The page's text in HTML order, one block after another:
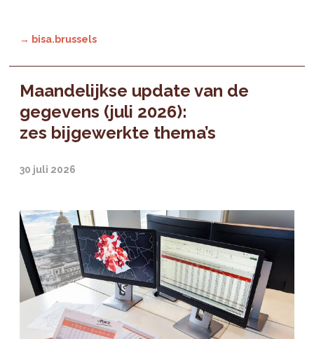
→ bisa.brussels
Maandelijkse update van de
gegevens (juli 2026):
zes bijgewerkte thema’s
30 juli 2026